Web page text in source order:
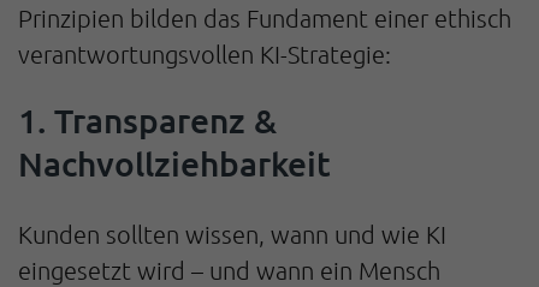
Prinzipien bilden das Fundament einer ethisch
verantwortungsvollen KI-Strategie:
1. Transparenz &
Nachvollziehbarkeit
Kunden sollten wissen, wann und wie KI
eingesetzt wird – und wann ein Mensch